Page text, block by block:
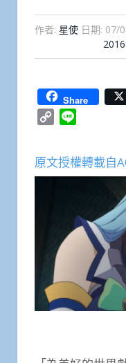
作者: 星使 日期: 07/
Share
Copy
原文授權轉載自